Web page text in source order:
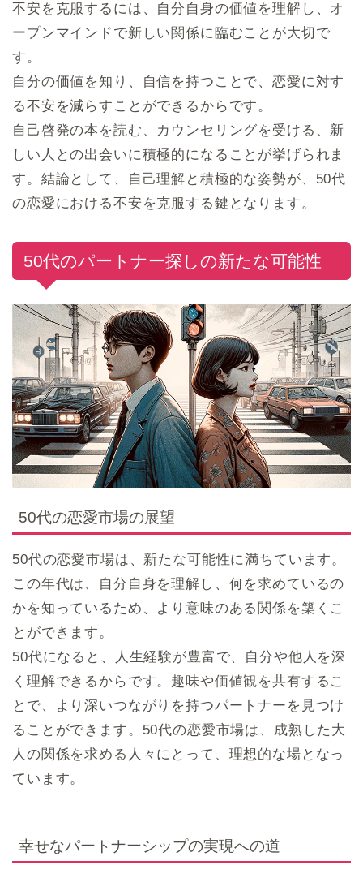
不安を克服するには、自分自身の価値を理解し、オ
ープンマインドで新しい関係に臨むことが大切で
す。
自分の価値を知り、自信を持つことで、恋愛に対す
る不安を減らすことができるからです。
自己啓発の本を読む、カウンセリングを受ける、新
しい人との出会いに積極的になることが挙げられま
す。結論として、自己理解と積極的な姿勢が、50代
の恋愛における不安を克服する鍵となります。
50代のパートナー探しの新たな可能性
50代の恋愛市場の展望
50代の恋愛市場は、新たな可能性に満ちています。
この年代は、自分自身を理解し、何を求めているの
かを知っているため、より意味のある関係を築くこ
とができます。
50代になると、人生経験が豊富で、自分や他人を深
く理解できるからです。趣味や価値観を共有するこ
とで、より深いつながりを持つパートナーを見つけ
ることができます。50代の恋愛市場は、成熟した大
人の関係を求める人々にとって、理想的な場となっ
ています。
幸せなパートナーシップの実現への道